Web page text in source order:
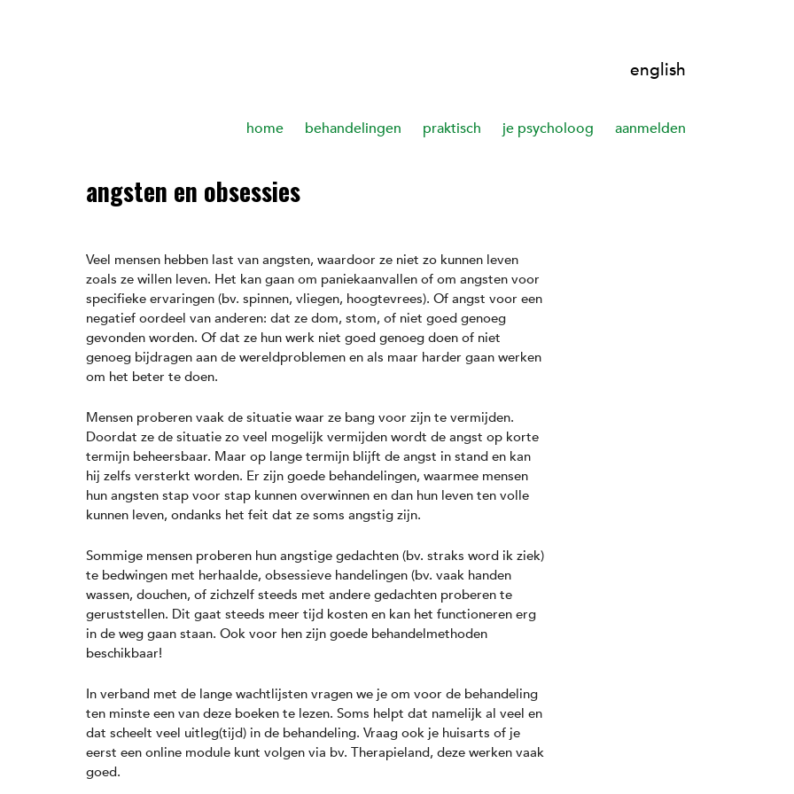
english
home behandelingen praktisch je psycholoog aanmelden
angsten en obsessies
Veel mensen hebben last van angsten, waardoor ze niet zo kunnen leven
zoals ze willen leven. Het kan gaan om paniekaanvallen of om angsten voor
specifieke ervaringen (bv. spinnen, vliegen, hoogtevrees). Of angst voor een
negatief oordeel van anderen: dat ze dom, stom, of niet goed genoeg
gevonden worden. Of dat ze hun werk niet goed genoeg doen of niet
genoeg bijdragen aan de wereldproblemen en als maar harder gaan werken
om het beter te doen.
Mensen proberen vaak de situatie waar ze bang voor zijn te vermijden.
Doordat ze de situatie zo veel mogelijk vermijden wordt de angst op korte
termijn beheersbaar. Maar op lange termijn blijft de angst in stand en kan
hij zelfs versterkt worden. Er zijn goede behandelingen, waarmee mensen
hun angsten stap voor stap kunnen overwinnen en dan hun leven ten volle
kunnen leven, ondanks het feit dat ze soms angstig zijn.
Sommige mensen proberen hun angstige gedachten (bv. straks word ik ziek)
te bedwingen met herhaalde, obsessieve handelingen (bv. vaak handen
wassen, douchen, of zichzelf steeds met andere gedachten proberen te
geruststellen. Dit gaat steeds meer tijd kosten en kan het functioneren erg
in de weg gaan staan. Ook voor hen zijn goede behandelmethoden
beschikbaar!
In verband met de lange wachtlijsten vragen we je om voor de behandeling
ten minste een van deze boeken te lezen. Soms helpt dat namelijk al veel en
dat scheelt veel uitleg(tijd) in de behandeling. Vraag ook je huisarts of je
eerst een online module kunt volgen via bv. Therapieland, deze werken vaak
goed.